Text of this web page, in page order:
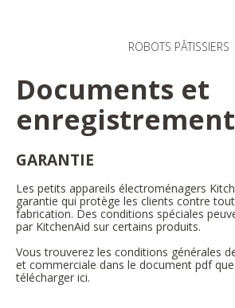
ROBOTS PÂTISSIERS
Documents et
enregistrement
GARANTIE
Les petits appareils électroménagers
garantie qui protège les clients contre
fabrication. Des conditions spéciales
par KitchenAid sur certains produits.
Vous trouverez les conditions générales
et commerciale dans le document pdf
télécharger ici.